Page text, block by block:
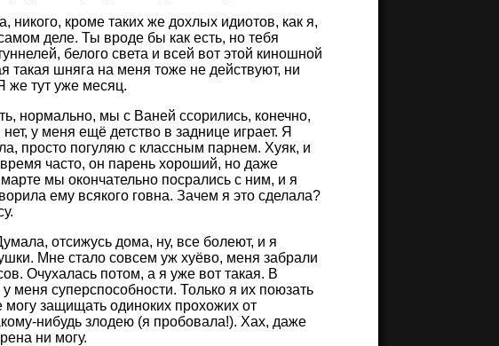
кроме таких же дохлых идиотов, как я,
деле. Ты вроде бы как есть, но тебя
белого света и всей вот этой киношной
такая шняга на меня тоже не действуют, ни
же тут уже месяц.
нормально, мы с Ваней ссорились, конечно,
у меня ещё детство в заднице играет. Я
просто погуляю с классным парнем. Хуяк, и
часто, он парень хороший, но даже
мы окончательно посрались с ним, и я
ему всякого говна. Зачем я это сделала?
отсижусь дома, ну, все болеют, и я
Мне стало совсем уж хуёво, меня забрали
Очухалась потом, а я уже вот такая. В
меня суперспособности. Только я их поюзать
могу защищать одиноких прохожих от
нибудь злодею (я пробовала!). Хах, даже
ни могу.